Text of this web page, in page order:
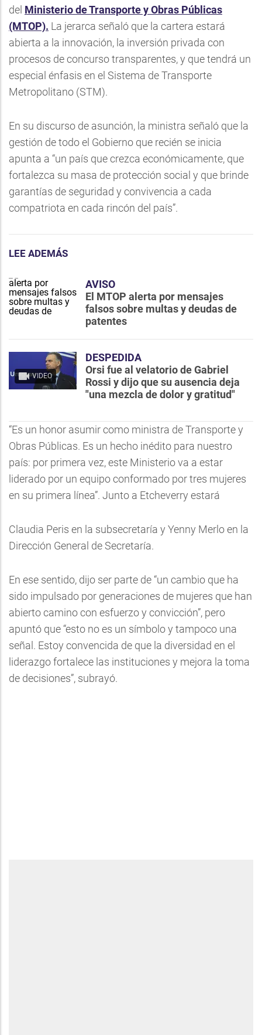
del Ministerio de Transporte y Obras Públicas
(MTOP). La jerarca señaló que la cartera estará
abierta a la innovación, la inversión privada con
procesos de concurso transparentes, y que tendrá un
especial énfasis en el Sistema de Transporte
Metropolitano (STM).
En su discurso de asunción, la ministra señaló que la
gestión de todo el Gobierno que recién se inicia
apunta a “un país que crezca económicamente, que
fortalezca su masa de protección social y que brinde
garantías de seguridad y convivencia a cada
compatriota en cada rincón del país”.
LEE ADEMÁS
AVISO
El MTOP alerta por mensajes
falsos sobre multas y deudas de
patentes
VIDEO
DESPEDIDA
Orsi fue al velatorio de Gabriel
Rossi y dijo que su ausencia deja
"una mezcla de dolor y gratitud"
“Es un honor asumir como ministra de Transporte y
Obras Públicas. Es un hecho inédito para nuestro
país: por primera vez, este Ministerio va a estar
liderado por un equipo conformado por tres mujeres
en su primera línea”. Junto a Etcheverry estará
Claudia Peris en la subsecretaría y Yenny Merlo en la
Dirección General de Secretaría.
En ese sentido, dijo ser parte de “un cambio que ha
sido impulsado por generaciones de mujeres que han
abierto camino con esfuerzo y convicción”, pero
apuntó que “esto no es un símbolo y tampoco una
señal. Estoy convencida de que la diversidad en el
liderazgo fortalece las instituciones y mejora la toma
de decisiones”, subrayó.